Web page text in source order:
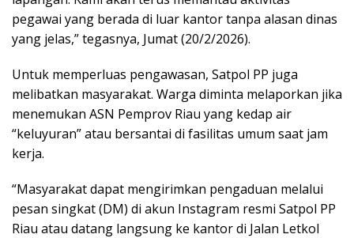
pegawai yang berada di luar kantor tanpa alasan dinas
yang jelas,” tegasnya, Jumat (20/2/2026).
Untuk memperluas pengawasan, Satpol PP juga
melibatkan masyarakat. Warga diminta melaporkan jika
menemukan ASN Pemprov Riau yang kedap air
“keluyuran” atau bersantai di fasilitas umum saat jam
kerja.
“Masyarakat dapat mengirimkan pengaduan melalui
pesan singkat (DM) di akun Instagram resmi Satpol PP
Riau atau datang langsung ke kantor di Jalan Letkol